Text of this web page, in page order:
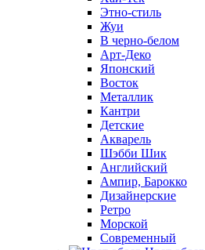
Этно-стиль
Жуи
В черно-белом
Арт-Деко
Японский
Восток
Металлик
Кантри
Детские
Акварель
Шэбби Шик
Английский
Ампир, Барокко
Дизайнерские
Ретро
Морской
Современный